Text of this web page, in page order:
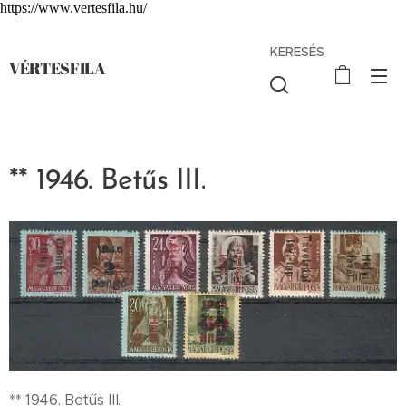
https://www.vertesfila.hu/
VÉRTESFILA
KERESÉS
** 1946. Betűs III.
** 1946. Betűs III.